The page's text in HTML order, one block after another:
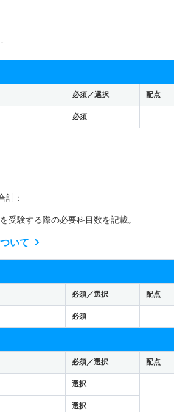
必須／選択 配点
必須
：
受験する際の必要科目数を記載。
いて
必須／選択 配点
必須
必須／選択 配点
選択
選択